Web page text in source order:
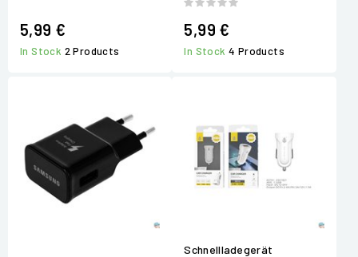
5,99 €
In Stock 2 Products
5,99 €
In Stock4 Products
Schnellladegerät